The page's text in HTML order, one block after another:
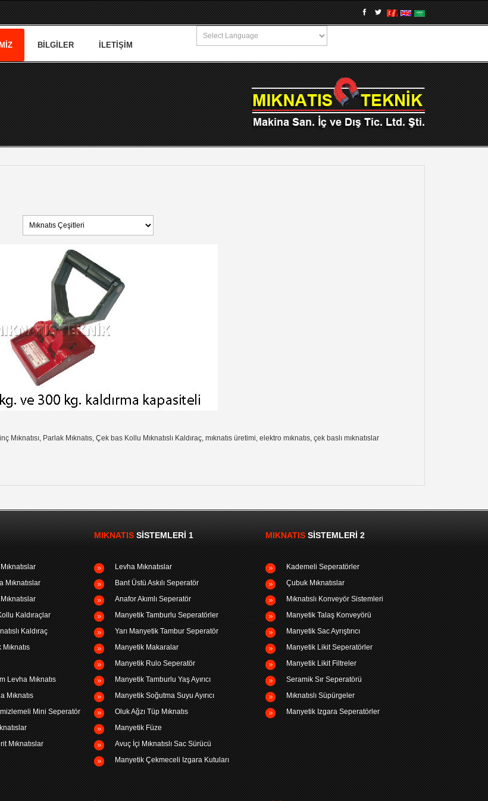
BILGILER İLETIŞIM
Mıknatısı, Parlak Mıknatıs, Çek bas Kollu Mıknatıslı Kaldıraç, mıknatıs üretimi, elektro mıknatıs, çek baslı mıknatıslar
Mıknatıslar
Kaldıraçlar
Kaldıraç
Levha Mıknatıs
Mıknatıs
Mini Seperatör
Mıknatıslar
MIKNATISSISTEMLERI 1
Levha Mıknatıslar
Bant Üstü Askılı Seperatör
Anafor Akımlı Seperatör
Manyetik Tamburlu Seperatörler
Yarı Manyetik Tambur Seperatör
Manyetik Makaralar
Manyetik Rulo Seperatör
Manyetik Tamburlu Yaş Ayırıcı
Manyetik Soğutma Suyu Ayırıcı
Oluk Ağzı Tüp Mıknatıs
Manyetik Füze
Avuç İçi Mıknatıslı Sac Sürücü
Manyetik Çekmeceli Izgara Kutuları
MIKNATISSISTEMLERI 2
Kademeli Seperatörler
Çubuk Mıknatıslar
Mıknatıslı Konveyör Sistemleri
Manyetik Talaş Konveyörü
Manyetik Sac Ayrıştırıcı
Manyetik Likit Seperatörler
Manyetik Likit Filtreler
Seramik Sır Seperatörü
Mıknatıslı Süpürgeler
Manyetik Izgara Seperatörler